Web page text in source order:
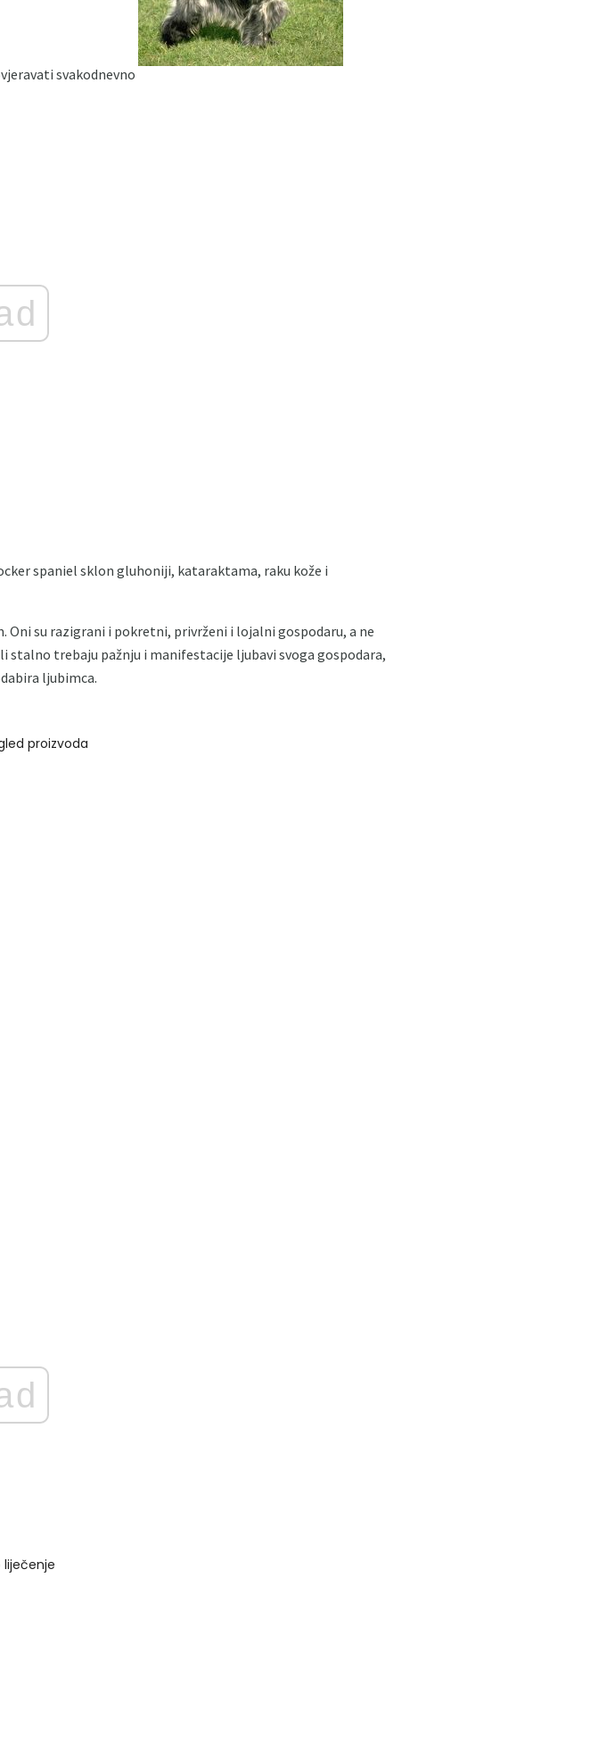
svakodnevno
spaniel sklon gluhoniji, kataraktama, raku kože i
su razigrani i pokretni, privrženi i lojalni gospodaru, a ne
trebaju pažnju i manifestacije ljubavi svoga gospodara,
ljubimca.
proizvoda